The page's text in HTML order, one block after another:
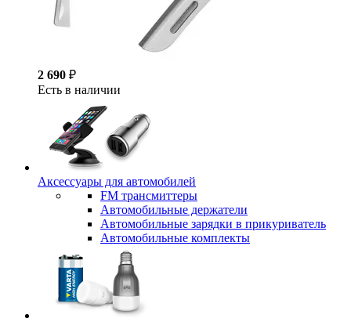
2 690 ₽
Есть в наличии
Аксессуары для автомобилей
FM трансмиттеры
Автомобильные держатели
Автомобильные зарядки в прикуриватель
Автомобильные комплекты